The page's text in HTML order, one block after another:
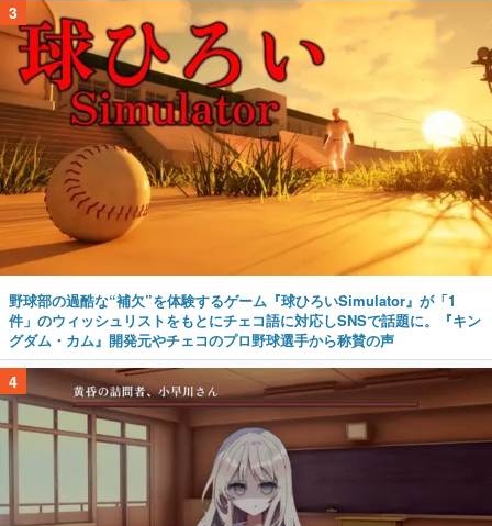
3
野球部の過酷な“補欠”を体験するゲーム『球ひろいSimulator』が「1
件」のウィッシュリストをもとにチェコ語に対応しSNSで話題に。『キン
グダム・カム』開発元やチェコのプロ野球選手から称賛の声
4